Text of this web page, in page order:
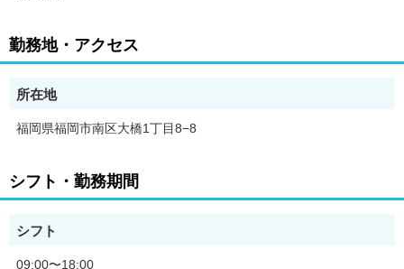
勤務地・アクセス
所在地
福岡県福岡市南区大橋1丁目8−8
シフト・勤務期間
シフト
09:00〜18:00